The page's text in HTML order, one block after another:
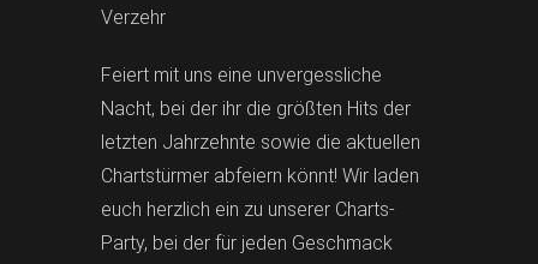
Verzehr
Feiert mit uns eine unvergessliche
Nacht, bei der ihr die größten Hits der
letzten Jahrzehnte sowie die aktuellen
Chartstürmer abfeiern könnt! Wir laden
euch herzlich ein zu unserer Charts-
Party, bei der für jeden Geschmack